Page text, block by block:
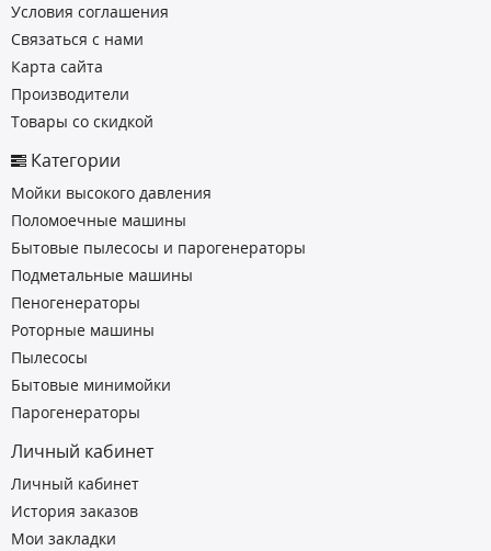
Условия соглашения
Связаться с нами
Карта сайта
Производители
Товары со скидкой
Категории
Мойки высокого давления
Поломоечные машины
Бытовые пылесосы и парогенераторы
Подметальные машины
Пеногенераторы
Роторные машины
Пылесосы
Бытовые минимойки
Парогенераторы
Личный кабинет
Личный кабинет
История заказов
Мои закладки